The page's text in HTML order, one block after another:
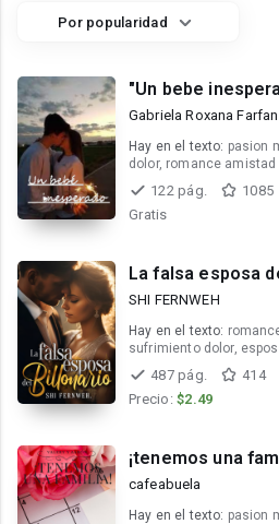
Por popularidad
"Un bebe
Gabriela Roxana
Hay en el texto: pasion
dolor, romance
122 pág.
1085
Gratis
La falsa esposa
SHI FERNWEH
Hay en el texto:
sufrimiento dolor,
487 pág.
414
Precio: $2.49
¡tenemos una
cafeabuela
Hay en el texto: pasion